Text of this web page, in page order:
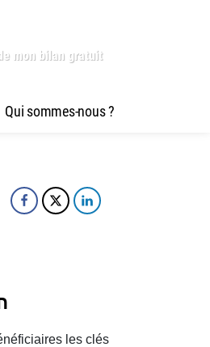
mon bilan gratuit
Qui sommes-nous ?
les clés